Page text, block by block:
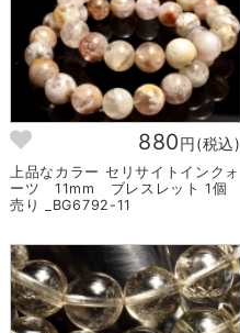
880円(税込)
上品なカラー セリサイトインクォ
ーツ 11mm ブレスレット 1個
売り _BG6792-11